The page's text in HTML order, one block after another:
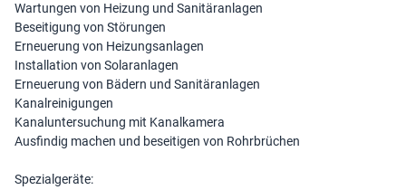
Wartungen von Heizung und Sanitäranlagen
Beseitigung von Störungen
Erneuerung von Heizungsanlagen
Installation von Solaranlagen
Erneuerung von Bädern und Sanitäranlagen
Kanalreinigungen
Kanaluntersuchung mit Kanalkamera
Ausfindig machen und beseitigen von Rohrbrüchen
Spezialgeräte: